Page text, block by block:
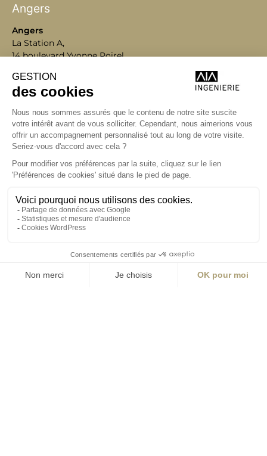
Angers
Bordeaux
Lyon
Nantes
Rennes
Angers
La Station A,
14 boulevard Yvonne Poirel
+33 (0)2 41 36 88 50
Écrire
aia.ingenierie.angers@a-
i-a.fr
Visite
ingenierie.aialifedesigners.fr